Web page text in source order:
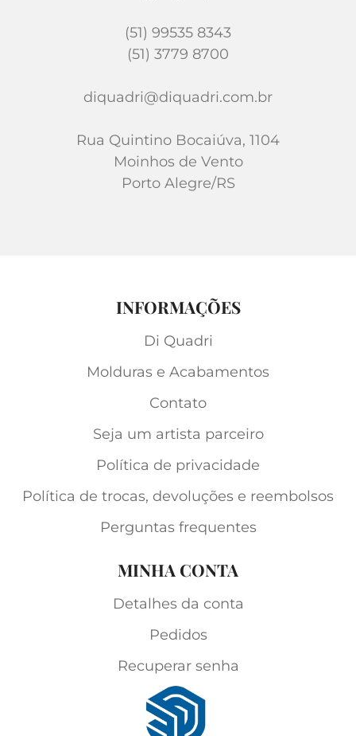
(51) 99535 8343
(51) 3779 8700
diquadri@diquadri.com.br
Rua Quintino Bocaiúva, 1104
Moinhos de Vento
Porto Alegre/RS
INFORMAÇÕES
Di Quadri
Molduras e Acabamentos
Contato
Seja um artista parceiro
Política de privacidade
Política de trocas, devoluções e reembolsos
Perguntas frequentes
MINHA CONTA
Detalhes da conta
Pedidos
Recuperar senha